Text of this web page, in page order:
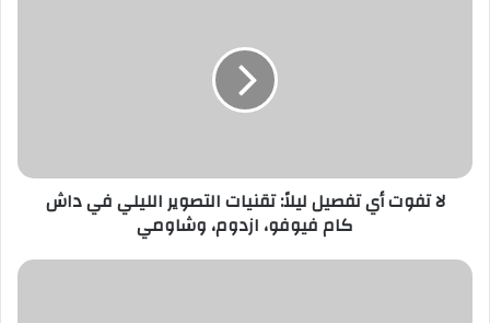
ر
لا تفوت أي تفصيل ليلاً: تقنيات التصوير الليلي في داش
كام فيوفو، ازدوم، وشاومي